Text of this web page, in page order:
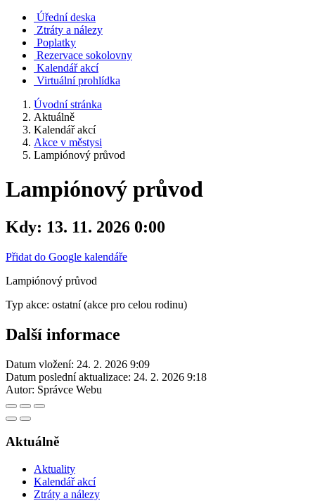
Úřední deska
Ztráty a nálezy
Poplatky
Rezervace sokolovny
Kalendář akcí
Virtuální prohlídka
Úvodní stránka
Aktuálně
Kalendář akcí
Akce v městysi
Lampiónový průvod
Lampiónový průvod
Kdy: 13. 11. 2026 0:00
Přidat do Google kalendáře
Lampiónový průvod
Typ akce: ostatní (akce pro celou rodinu)
Další informace
Datum vložení: 24. 2. 2026 9:09
Datum poslední aktualizace: 24. 2. 2026 9:18
Autor: Správce Webu
Aktuálně
Aktuality
Kalendář akcí
Ztráty a nálezy